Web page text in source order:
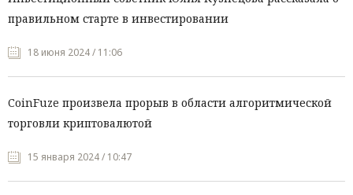
правильном старте в инвестировании
18 июня 2024 / 11:06
CoinFuze произвела прорыв в области алгоритмической
торговли криптовалютой
15 января 2024 / 10:47